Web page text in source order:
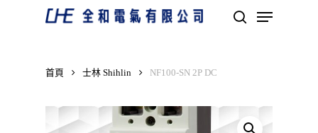
Menu
首頁 士林 Shihlin NF100-SN 2P DC